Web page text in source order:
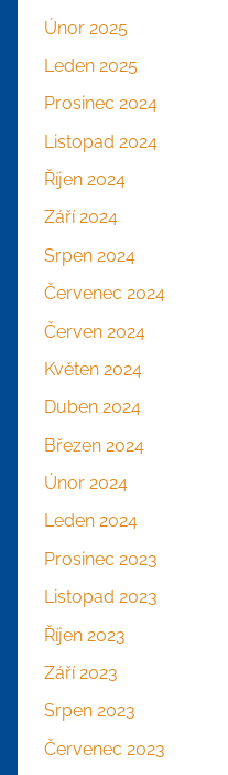
Únor 2025
Leden 2025
Prosinec 2024
Listopad 2024
Říjen 2024
Září 2024
Srpen 2024
Červenec 2024
Červen 2024
Květen 2024
Duben 2024
Březen 2024
Únor 2024
Leden 2024
Prosinec 2023
Listopad 2023
Říjen 2023
Září 2023
Srpen 2023
Červenec 2023